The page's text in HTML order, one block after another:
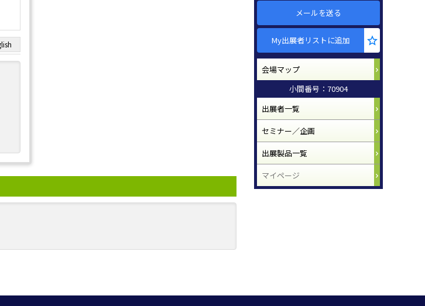
メールを送る
My出展者リストに追加
会場マップ
小間番号：70904
出展者一覧
セミナー／企画
出展製品一覧
マイページ